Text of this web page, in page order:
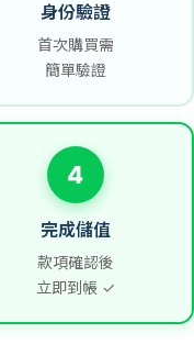
身份驗證
首次購買需
簡單驗證
4
完成儲值
款項確認後
立即到帳 ✓